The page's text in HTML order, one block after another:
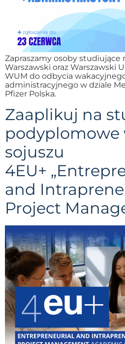
Zapraszamy osoby studiujące
Warszawski oraz Warszawski
WUM do odbycia
administracyjnego w dziale
Pfizer Polska.
Zaaplikuj na
podyplomowe
sojuszu
4EU+
and
Project